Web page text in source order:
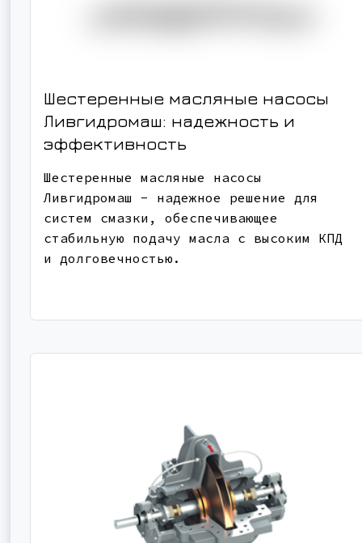
Шестеренные масляные насосы
Ливгидромаш: надежность и
эффективность
Шестеренные масляные насосы
Ливгидромаш - надежное решение для
систем смазки, обеспечивающее
стабильную подачу масла с высоким КПД
и долговечностью.